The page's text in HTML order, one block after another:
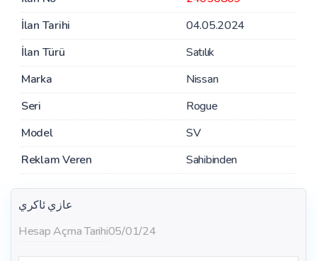
İlan Tarihi
04.05.2024
İlan Türü
Satılık
Marka
Nissan
Seri
Rogue
Model
SV
Reklam Veren
Sahibinden
عازي ئاكري
Hesap Açma Tarihi05/01/24